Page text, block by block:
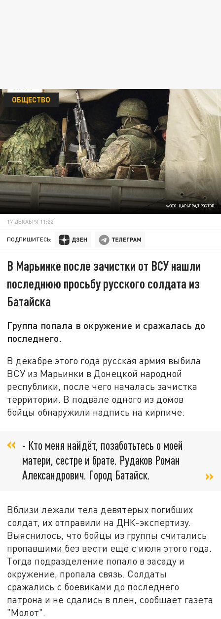
ФОТО: ЦАРЬГРАД РОСТОВ
ОБЩЕСТВО
17 ДЕКАБРЯ 11:22
ПОДПИШИТЕСЬ:
В Марьинке после зачистки от ВСУ нашли
последнюю просьбу русского солдата из
Батайска
Группа попала в окружение и сражалась до
последнего.
В декабре этого года русская армия выбила
ВСУ из Марьинки в Донецкой народной
республики, после чего началась зачистка
территории. В подвале одного из домов
бойцы обнаружили надпись на кирпиче:
- Кто меня найдёт, позаботьтесь о моей
матери, сестре и брате. Рудаков Роман
Александрович. Город Батайск.
Вблизи лежали тела девятерых погибших
солдат, их отправили на ДНК-экспертизу.
Выяснилось, что бойцы из группы считались
пропавшими без вести ещё с июля этого года.
Тогда подразделение попало в засаду и
окружение, пропала связь. Солдаты
сражались с боевиками до последнего
патрона и не сдались в плен, сообщает газета
"Молот".